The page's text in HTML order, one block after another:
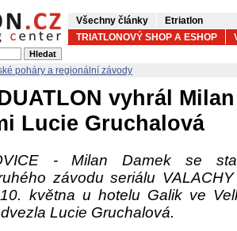
Všechny články
Etriatlon
TRIATLONOVÝ SHOP A ESHOP
poháry a regionální závody
vyhrál
Lucie Gruchalová
- Milan Damek se
závodu seriálu
května u hotelu Galik ve
Lucie Gruchalová.